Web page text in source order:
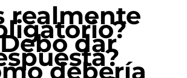
realmente
dar
debería